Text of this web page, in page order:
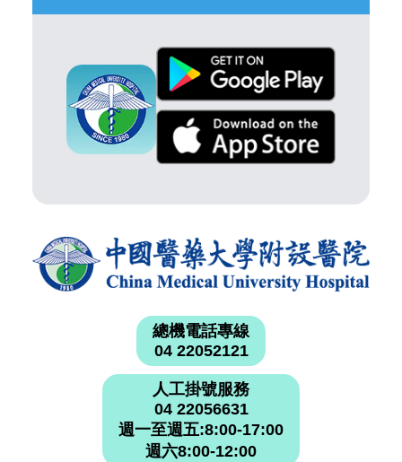
總機電話專線
04 22052121
人工掛號服務
04 22056631
週一至週五:8:00-17:00
週六8:00-12:00